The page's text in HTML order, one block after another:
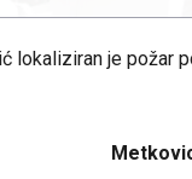
lokaliziran je požar